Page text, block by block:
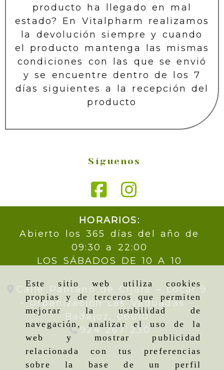
Este sitio web utiliza cookies
propias y de terceros que permiten
mejorar la usabilidad de
navegación, analizar el uso de la
web y mostrar publicidad
relacionada con tus preferencias
sobre la base de un perfil
producto ha llegado en mal
estado? En Vitalpharm realizamos
la devolución siempre y cuando
el producto mantenga las mismas
condiciones con las que se envió
y se encuentre dentro de los 7
días siguientes a la recepción del
producto
Síguenos
HORARIOS:
Abierto los 365 días del año de
09:30 a 22:00
LOS SÁBADOS DE 10 A 10
Calle Pantano de Cijara – Local 9
- Urbanización Las Vaguadas -
Badajoz, 06010
924 267 230